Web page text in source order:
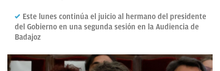
Este lunes continúa el juicio al hermano del presidente
del Gobierno en una segunda sesión en la Audiencia de
Badajoz